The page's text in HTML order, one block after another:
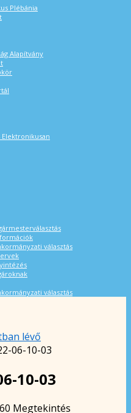
Plébánia
Alapítvány
választás
választás
lévő
06-10-03
10-03
60 Megtekintés